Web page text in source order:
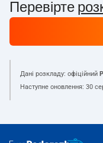
Перевірте
Дані розкладу: офіційний
Наступне оновлення: 30